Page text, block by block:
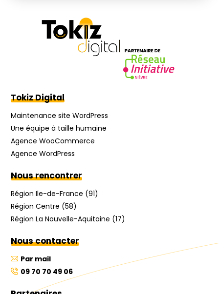
Tokiz Digital
Maintenance site WordPress
Une équipe à taille humaine
Agence WooCommerce
Agence WordPress
Nous rencontrer
Région Ile-de-France (91)
Région Centre (58)
Région La Nouvelle-Aquitaine (17)
Nous contacter
Par mail
09 70 70 49 06